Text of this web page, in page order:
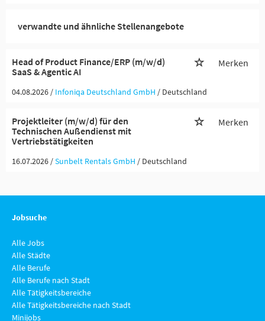
verwandte und ähnliche Stellenangebote
Head of Product Finance/ERP (m/w/d)
SaaS & Agentic AI
Merken
04.08.2026 / Infoniqa Deutschland GmbH / Deutschland
Projektleiter (m/w/d) für den
Technischen Außendienst mit
Vertriebstätigkeiten
Merken
16.07.2026 /Sunbelt Rentals GmbH / Deutschland
Jobsuche
Alle Jobs
Alle Städte
Alle Berufe
Alle Berufe nach Stadt
Alle Tätigkeitsbereiche
Alle Tätigkeitsbereiche nach Stadt
Minijobs